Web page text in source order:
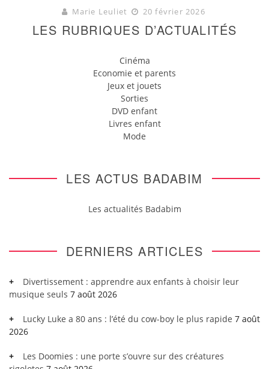
Marie Leuliet 20 février 2026
LES RUBRIQUES D’ACTUALITÉS
Cinéma
Economie et parents
Jeux et jouets
Sorties
DVD enfant
Livres enfant
Mode
LES ACTUS BADABIM
Les actualités Badabim
DERNIERS ARTICLES
Divertissement : apprendre aux enfants à choisir leur
musique seuls 7 août 2026
Lucky Luke a 80 ans : l’été du cow-boy le plus rapide 7 août
2026
Les Doomies : une porte s’ouvre sur des créatures